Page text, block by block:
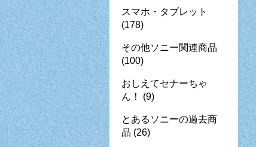
スマホ・タブレット
(178)
その他ソニー関連商品
(100)
おしえてセナーちゃ
ん！
(9)
とあるソニーの過去商
品 (26)